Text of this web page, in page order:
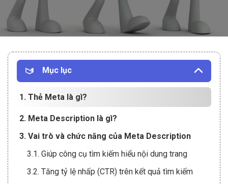
Mục lục
1. Thẻ Meta là gì?
2. Meta Description là gì?
3. Vai trò và chức năng của Meta Description
3.1. Giúp công cụ tìm kiếm hiểu nội dung trang
3.2. Tăng tỷ lệ nhấp (CTR) trên kết quả tìm kiếm